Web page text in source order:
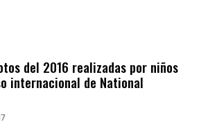
del 2016 realizadas por niños
internacional de National